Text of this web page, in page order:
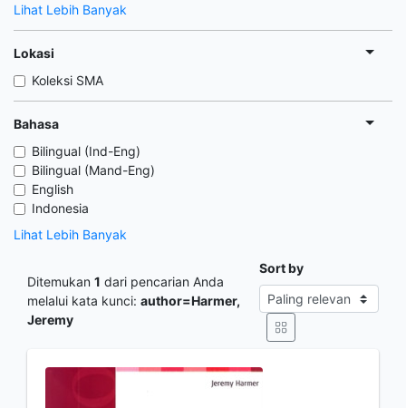
Lihat Lebih Banyak
Lokasi
Koleksi SMA
Bahasa
Bilingual (Ind-Eng)
Bilingual (Mand-Eng)
English
Indonesia
Lihat Lebih Banyak
Ditemukan 1 dari pencarian Anda
melalui kata kunci: author=Harmer,
Jeremy
Sort by